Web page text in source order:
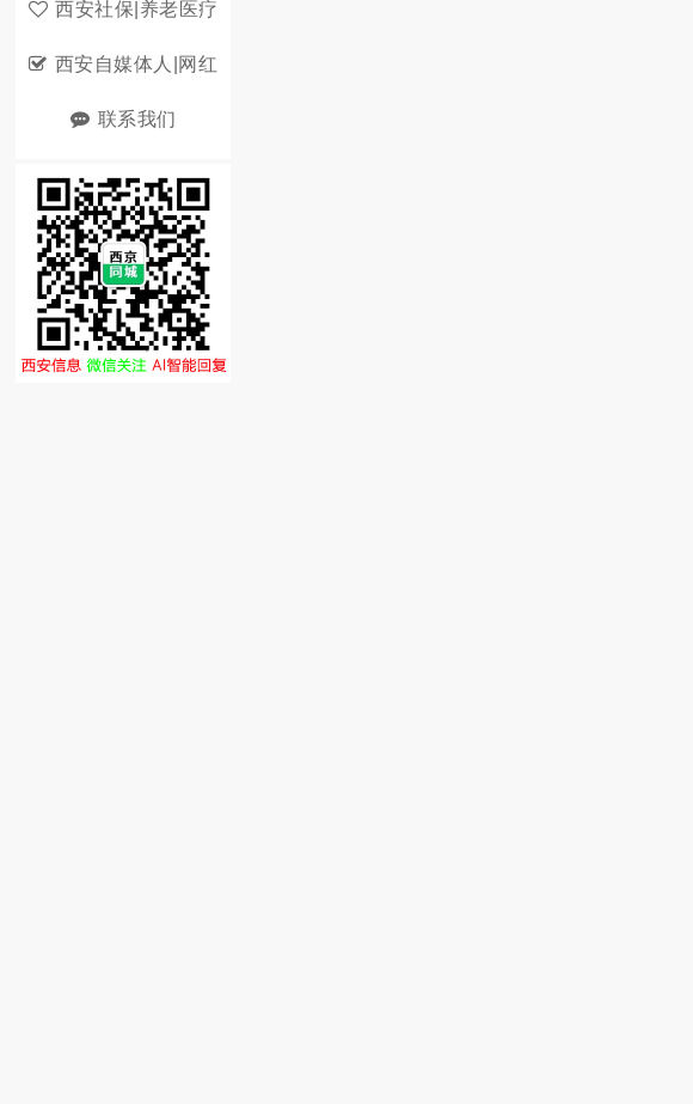
西安社保|养老医疗
西安自媒体人|网红
联系我们